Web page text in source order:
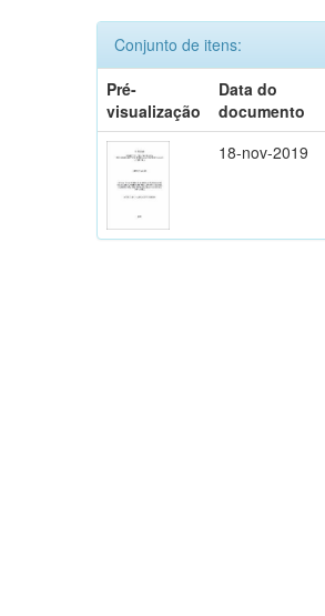
Conjunto de itens:
Pré-
visualização
Data do
documento
18-nov-2019